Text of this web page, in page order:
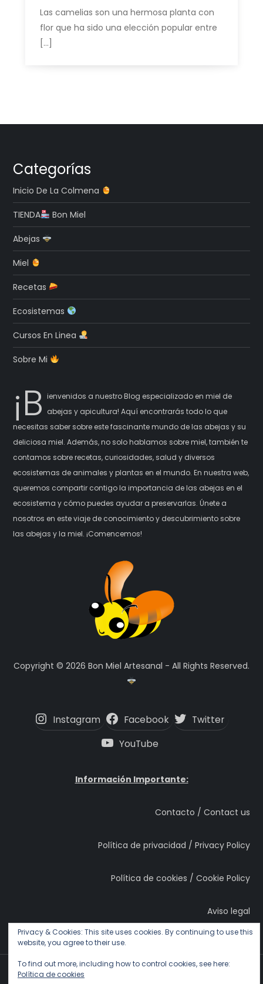
Las camelias son una hermosa planta con
flor que ha sido una elección popular entre
[…]
Categorías
Inicio De La Colmena
TIENDA Bon Miel
Abejas
Miel
Recetas
Ecosistemas
Cursos En Linea
Sobre Mi
¡B ienvenidos a nuestro Blog especializado en miel de
abejas y apicultura! Aquí encontrarás todo lo que
necesitas saber sobre este fascinante mundo de las abejas y su
deliciosa miel. Además, no solo hablamos sobre miel, también te
contamos sobre recetas, curiosidades, salud y diversos
ecosistemas de animales y plantas en el mundo. En nuestra web,
queremos compartir contigo la importancia de las abejas en el
ecosistema y cómo puedes ayudar a preservarlas. Únete a
nosotros en este viaje de conocimiento y descubrimiento sobre
las abejas y la miel. ¡Comencemos!
Copyright © 2026 Bon Miel Artesanal - All Rights Reserved.
Instagram Facebook
Twitter
YouTube
Información Importante:
Contacto / Contact us
Política de privacidad / Privacy Policy
Política de cookies / Cookie Policy
Aviso legal
Copyright © ApiNatural / Bon Miel Artesanal
Privacy & Cookies: This site uses cookies. By continuing to use this
website, you agree to their use.
To find out more, including how to control cookies, see here:
Política de cookies